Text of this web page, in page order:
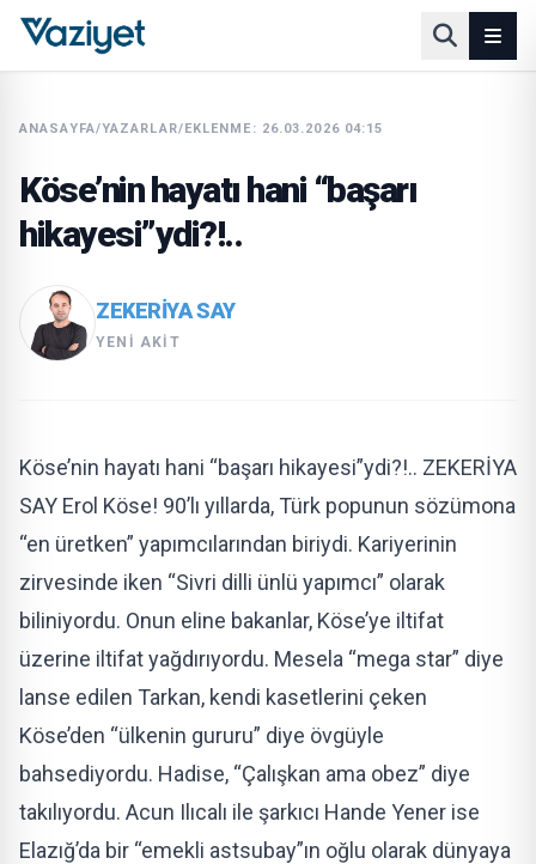
ANASAYFA/YAZARLAR/EKLENME: 26.03.2026 04:15
Köse’nin hayatı hani “başarı
hikayesi”ydi?!..
ZEKERIYA SAY
YENI AKIT
Köse’nin hayatı hani “başarı hikayesi”ydi?!.. ZEKERİYA
SAY Erol Köse! 90’lı yıllarda, Türk popunun sözümona
“en üretken” yapımcılarından biriydi. Kariyerinin
zirvesinde iken “Sivri dilli ünlü yapımcı” olarak
biliniyordu. Onun eline bakanlar, Köse’ye iltifat
üzerine iltifat yağdırıyordu. Mesela “mega star” diye
lanse edilen Tarkan, kendi kasetlerini çeken
Köse’den “ülkenin gururu” diye övgüyle
bahsediyordu. Hadise, “Çalışkan ama obez” diye
takılıyordu. Acun Ilıcalı ile şarkıcı Hande Yener ise
Elazığ’da bir “emekli astsubay”ın oğlu olarak dünyaya